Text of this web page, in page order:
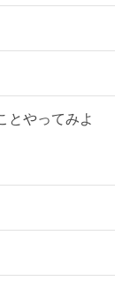
とやってみよ